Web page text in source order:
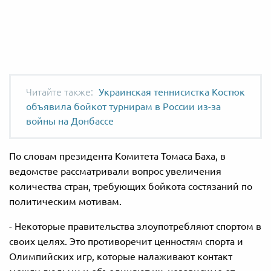
Украинская теннисистка Костюк
объявила бойкот турнирам в России из-за
войны на Донбассе
По словам президента Комитета Томаса Баха, в
ведомстве рассматривали вопрос увеличения
количества стран, требующих бойкота состязаний по
политическим мотивам.
- Некоторые правительства злоупотребляют спортом в
своих целях. Это противоречит ценностям спорта и
Олимпийских игр, которые налаживают контакт